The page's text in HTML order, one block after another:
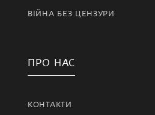
ВІЙНА БЕЗ ЦЕНЗУРИ
ПРО НАС
КОНТАКТИ